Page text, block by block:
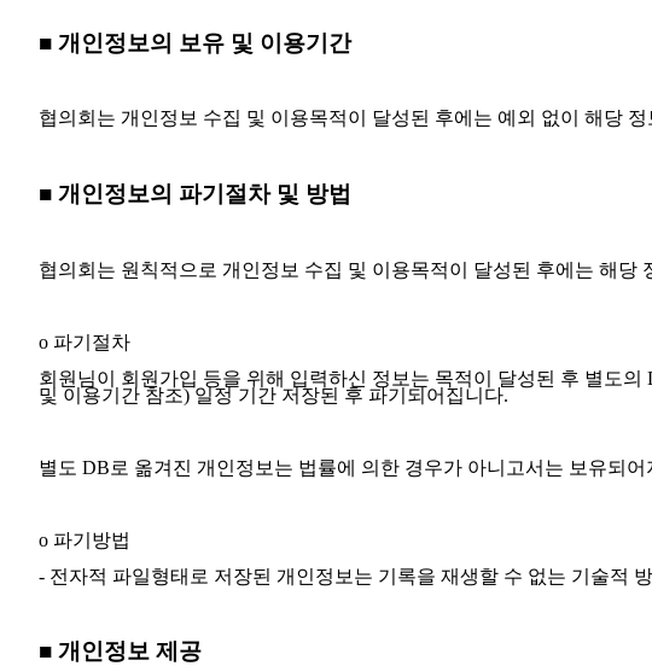
■ 개인정보의 보유 및 이용기간
협의회는 개인정보 수집 및 이용목적이 달성된 후에는 예외 없이 해당
■ 개인정보의 파기절차 및 방법
협의회는 원칙적으로 개인정보 수집 및 이용목적이 달성된 후에는 해
ο 파기절차
회원님이 회원가입 등을 위해 입력하신 정보는 목적이 달성된 후 별도
및 이용기간 참조) 일정 기간 저장된 후 파기되어집니다.
별도 DB로 옮겨진 개인정보는 법률에 의한 경우가 아니고서는 보유되
ο 파기방법
- 전자적 파일형태로 저장된 개인정보는 기록을 재생할 수 없는 기술적
■ 개인정보 제공